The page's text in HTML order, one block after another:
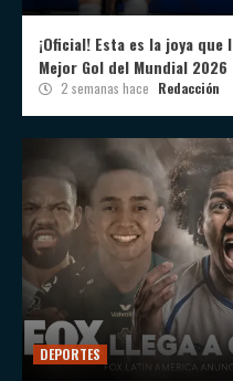
¡Oficial! Esta es la joya
Mejor Gol del Mundial 2026
2 semanas hace Redacción
DEPORTES